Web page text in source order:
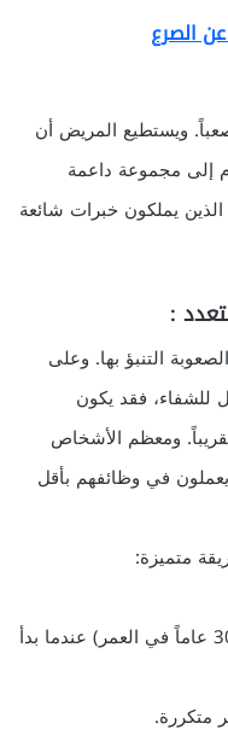
الصرع
ويستطيع المريض أن
مجموعة داعمة
يملكون خبرات شائعة
:
التنبؤ بها. وعلى
للشفاء، فقد يكون
ومعظم الأشخاص
في وظائفهم بأقل
متميزة:
• الأشخاص الذين كانو صغاراً (أقل من 30 عاماً في العمر) عندما بدأ
متكررة.